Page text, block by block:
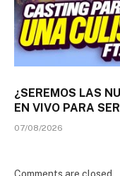
¿SEREMOS LAS
EN VIVO PARA
07/08/2026
Comments are closed.